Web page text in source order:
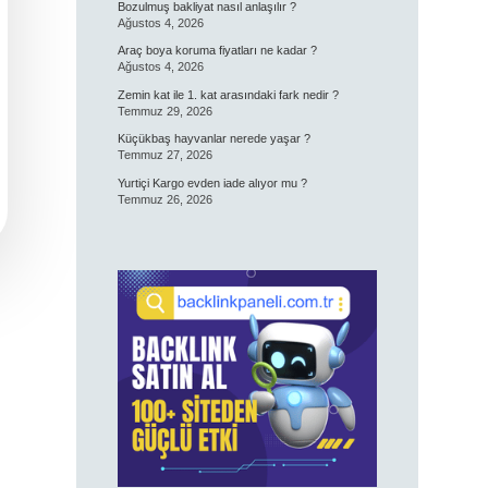
Bozulmuş bakliyat nasıl anlaşılır ?
Ağustos 4, 2026
Araç boya koruma fiyatları ne kadar ?
Ağustos 4, 2026
Zemin kat ile 1. kat arasındaki fark nedir ?
Temmuz 29, 2026
Küçükbaş hayvanlar nerede yaşar ?
Temmuz 27, 2026
Yurtiçi Kargo evden iade alıyor mu ?
Temmuz 26, 2026